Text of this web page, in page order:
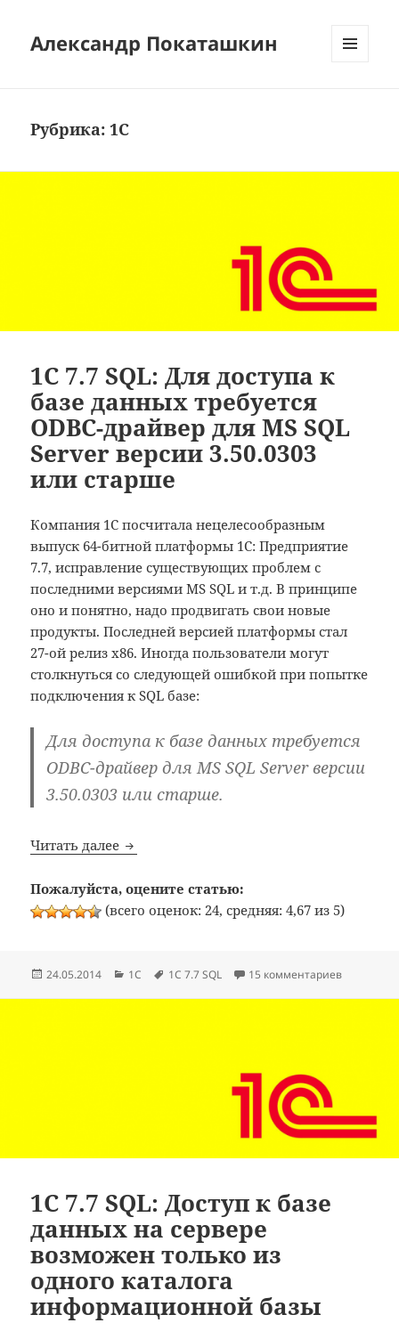
Александр Покаташкин
Рубрика: 1C
1C 7.7 SQL: Для доступа к
базе данных требуется
ODBC-драйвер для MS SQL
Server версии 3.50.0303
или старше
Компания 1С посчитала нецелесообразным
выпуск 64-битной платформы 1С: Предприятие
7.7, исправление существующих проблем с
последними версиями MS SQL и т.д. В принципе
оно и понятно, надо продвигать свои новые
продукты. Последней версией платформы стал
27-ой релиз x86. Иногда пользователи могут
столкнуться со следующей ошибкой при попытке
подключения к SQL базе:
Для доступа к базе данных требуется
ODBC-драйвер для MS SQL Server версии
3.50.0303 или старше.
Читать далее 1C 7.7 SQL: Для доступа к базе данных
Пожалуйста, оцените статью:
(всего оценок: 24, средняя: 4,67 из 5)
Опубликовано
24.05.2014 Рубрики
1C Метки
1С 7.7 SQL 15 комментариевк записи
1C 7.7 SQL: Доступ к базе
данных на сервере
возможен только из
одного каталога
информационной базы